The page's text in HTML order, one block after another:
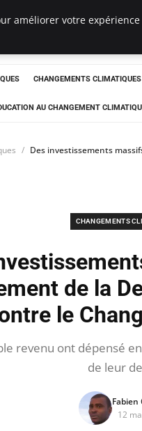
CHANGEMENTS CLIMATIQUES
AU CHANGEMENT
Des investissements
CHANGEMENTS
de la
le
revenu ont dépensé
de leur
12
améliorer votre